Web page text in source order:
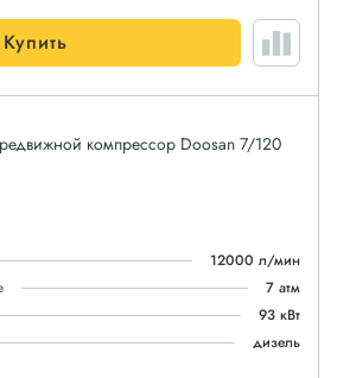
Купить
компрессор Doosan 7/120
12000 л/мин
7 атм
93 кВт
дизель